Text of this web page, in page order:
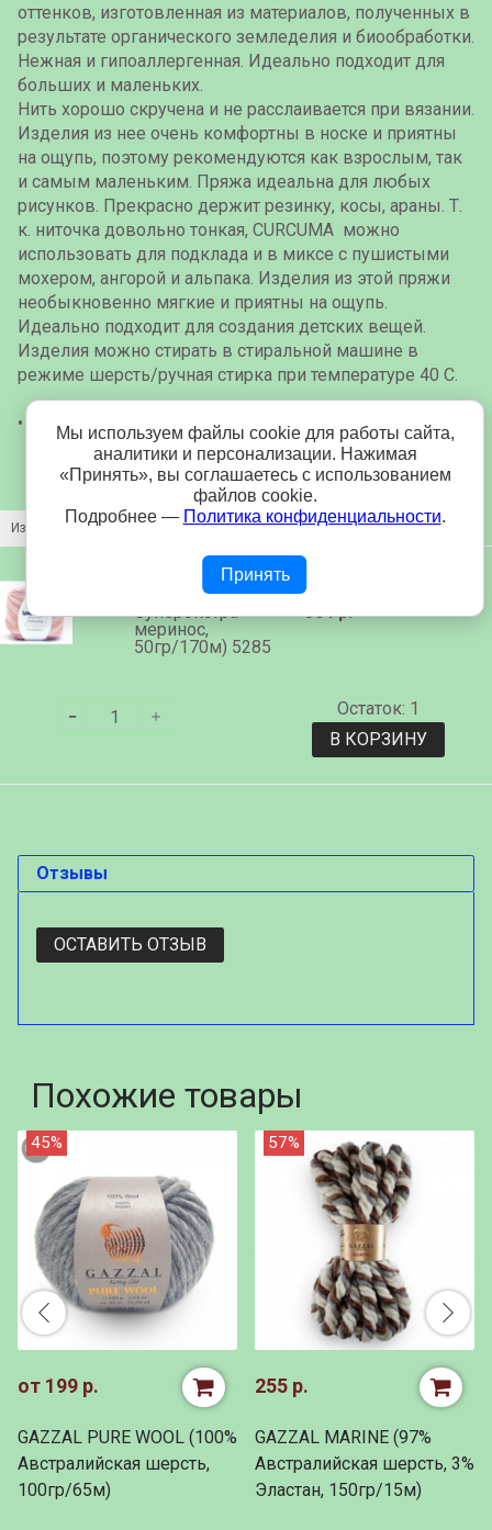
оттенков, изготовленная из материалов, полученных в
результате органического земледелия и биообработки.
Нежная и гипоаллергенная. Идеально подходит для
больших и маленьких.
Нить хорошо скручена и не расслаивается при вязании.
Изделия из нее очень комфортны в носке и приятны
на ощупь, поэтому рекомендуются как взрослым, так
и самым маленьким. Пряжа идеальна для любых
рисунков. Прекрасно держит резинку, косы, араны. Т.
к. ниточка довольно тонкая, CURCUMA можно
использовать для подклада и в миксе с пушистыми
мохером, ангорой и альпака. Изделия из этой пряжи
необыкновенно мягкие и приятны на ощупь.
Идеально подходит для создания детских вещей.
Изделия можно стирать в стиральной машине в
режиме шерсть/ручная стирка при температуре 40 С.
• Плотность вязания: 10 х 10 см = 24 пп х 31 ряд
Изображение Название Цена
Lana Gatto Mini
Soft (100%
Суперэкстра
меринос,
50гр/170м) 5285
504 р.
Остаток: 1
В КОРЗИНУ
Отзывы
ОСТАВИТЬ ОТЗЫВ
Похожие товары
45%
от 199 р.
GAZZAL PURE WOOL (100%
Австралийская шерсть,
100гр/65м)
57%
255 р.
GAZZAL MARINE (97%
Австралийская шерсть, 3%
Эластан, 150гр/15м)
Мы используем файлы cookie для работы сайта,
аналитики и персонализации. Нажимая
«Принять», вы соглашаетесь с использованием
файлов cookie.
Подробнее — Политика конфиденциальности.
Принять